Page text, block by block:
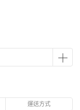
運送方式